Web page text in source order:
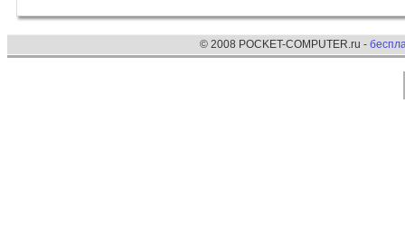
© 2008 POCKET-COMPUTER.ru -